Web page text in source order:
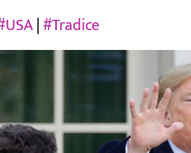
| #Tradice